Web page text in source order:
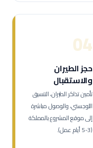
04
حجز الطيران
والاستقبال
تأمين تذاكر الطيران، التنسيق
اللوجستي، والوصول مباشرة
إلى موقع المشروع بالمملكة
(3-5 أيام عمل).